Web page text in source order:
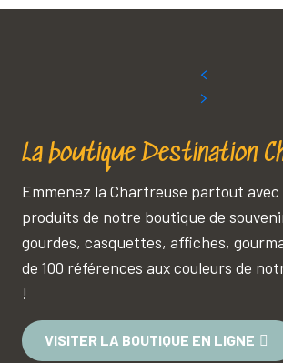
La boutique Destination
Emmenez la Chartreuse partout avec
produits de notre boutique de
gourdes, casquettes, affiches,
de 100 références aux couleurs de
!
VISITER LA BOUTIQUE EN LIGNE